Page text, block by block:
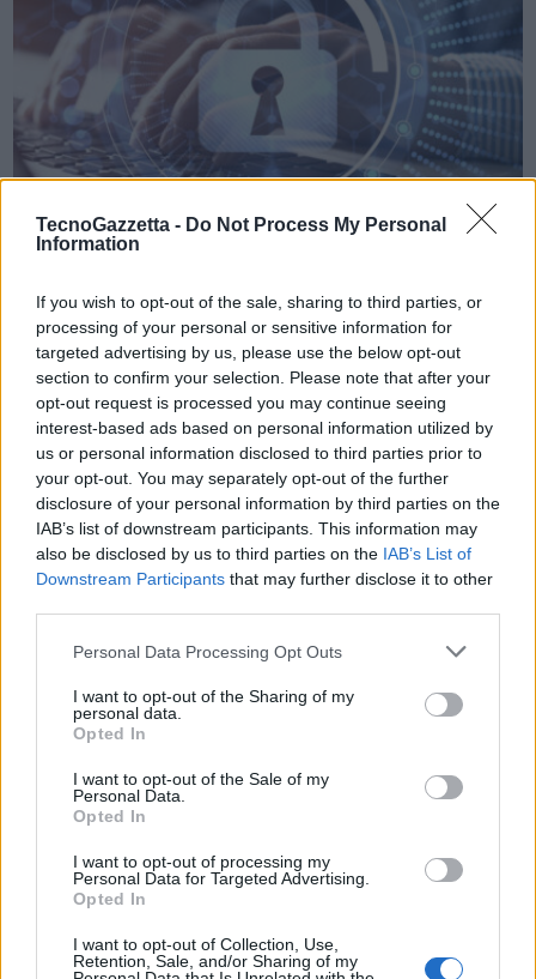
TecnoGazzetta - Do Not Process My Personal
Information
If you wish to opt-out of the sale, sharing to third parties, or
processing of your personal or sensitive information for
targeted advertising by us, please use the below opt-out
section to confirm your selection. Please note that after your
opt-out request is processed you may continue seeing
interest-based ads based on personal information utilized by
us or personal information disclosed to third parties prior to
your opt-out. You may separately opt-out of the further
disclosure of your personal information by third parties on the
IAB’s list of downstream participants. This information may
also be disclosed by us to third parties on the IAB’s List of
Downstream Participants that may further disclose it to other
Personal Data Processing Opt Outs
I want to opt-out of the Sharing of my
personal data.
Opted In
I want to opt-out of the Sale of my
Personal Data.
Opted In
I want to opt-out of processing my
Personal Data for Targeted Advertising.
Opted In
I want to opt-out of Collection, Use,
Retention, Sale, and/or Sharing of my
VIEW POST
l’opinione dell’esperto
Il gruppo REvil ha effettuato un attacco contro la piattaforma
Kaseya VSA, nascondendo il ransomware in un finto aggiornamento
software: cosa ne pensa l’esperto l famigerato gruppo di
cybercriminali, noto come REvil, ha portato a termine un
altro attacco ransomware, dopo …
World Password Day 2021: ecco perchè ‘123456’
Otto anni fa, Intel ha lanciato il World Password Day per